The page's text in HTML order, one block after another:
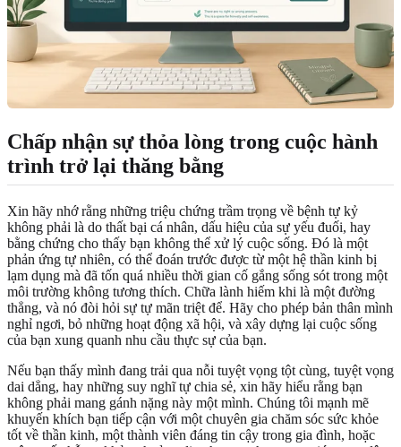
Chấp nhận sự thỏa lòng trong cuộc hành
trình trở lại thăng bằng
Xin hãy nhớ rằng những triệu chứng trầm trọng về bệnh tự kỷ
không phải là do thất bại cá nhân, dấu hiệu của sự yếu đuối, hay
bằng chứng cho thấy bạn không thể xử lý cuộc sống. Đó là một
phản ứng tự nhiên, có thể đoán trước được từ một hệ thần kinh bị
lạm dụng mà đã tốn quá nhiều thời gian cố gắng sống sót trong một
môi trường không tương thích. Chữa lành hiếm khi là một đường
thẳng, và nó đòi hỏi sự tự mãn triệt để. Hãy cho phép bản thân mình
nghỉ ngơi, bỏ những hoạt động xã hội, và xây dựng lại cuộc sống
của bạn xung quanh nhu cầu thực sự của bạn.
Nếu bạn thấy mình đang trải qua nỗi tuyệt vọng tột cùng, tuyệt vọng
dai dẳng, hay những suy nghĩ tự chia sẻ, xin hãy hiểu rằng bạn
không phải mang gánh nặng này một mình. Chúng tôi mạnh mẽ
khuyến khích bạn tiếp cận với một chuyên gia chăm sóc sức khỏe
tốt về thần kinh, một thành viên đáng tin cậy trong gia đình, hoặc